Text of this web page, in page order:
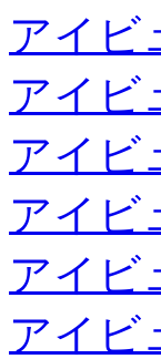
アイビ
アイビ
アイビ
アイビ
アイビ
アイビ